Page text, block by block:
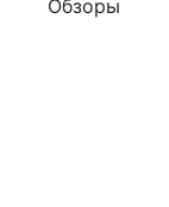
Обзоры